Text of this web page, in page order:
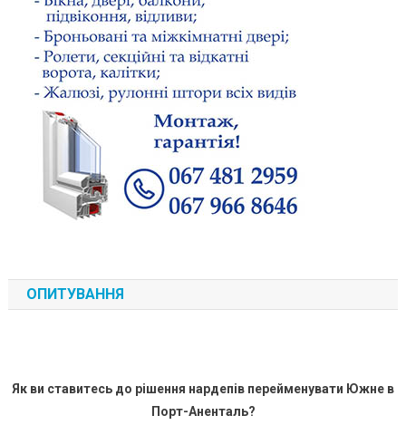
ОПИТУВАННЯ
Як ви ставитесь до рішення нардепів перейменувати Южне в
Порт-Аненталь?